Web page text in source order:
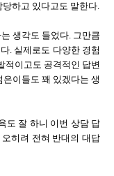
하고 있다고도 말한다.
생각도 들었다. 그만큼
. 실제로도 다양한 경험
적이고도 공격적인 답변
이들도 꽤 있겠다는 생
도 잘 하니 이번 상담 답
오히려 전혀 반대의 대답